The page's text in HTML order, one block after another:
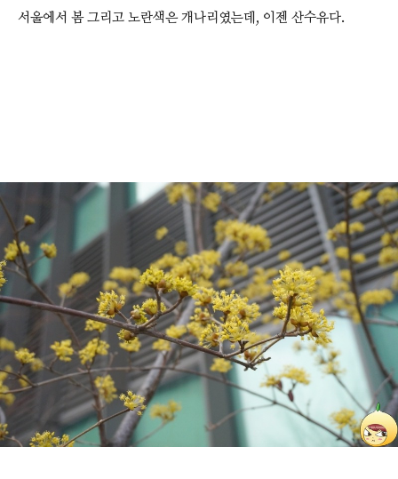
서울에서 봄 그리고 노란색은 개나리였는데, 이젠 산수유다.